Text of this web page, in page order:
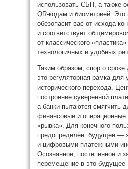
использовать СБП, а также
QR-кодам и биометрией. Это
обезопасит вас от исхода
и соответствует
от классического
технологичных и удобных
Таким образом, спор о
это регуляторная рамка для
исторического перехода.
построение суверенной
а банки пытаются смягчить
финансовые и операционные
«рывка». Для конечного
предопределён: будущее —
и цифровыми платежными
Осознанное, постепенное и
перемещение в это